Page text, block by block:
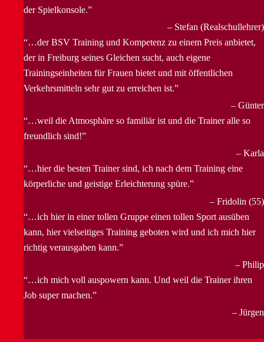
der Spielkonsole.
Stefan (Realschullehrer)
…der BSV Training und Kompetenz zu einem Preis anbietet,
der in Freiburg seines Gleichen sucht, auch eigene
Trainingseinheiten für Frauen bietet und mit öffentlichen
Verkehrsmitteln sehr gut zu erreichen ist.
Günter
…weil die Atmosphäre so familiär ist und die Trainer alle so
freundlich sind!
Karla
…hier die besten Trainer sind, ich nach dem Training eine
körperliche und geistige Erleichterung spüre.
Fridolin (55)
…ich hier in einer tollen Gruppe einen tollen Sport ausüben
kann, hier vielseitiges Training geboten wird und ich mich hier
richtig verausgaben kann.
Philip
…ich mich voll auspowern kann. Und weil die Trainer ihren
Job super machen.
Jürgen